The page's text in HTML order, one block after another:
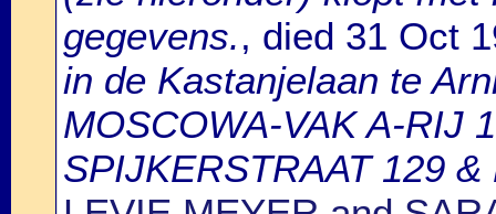
gegevens., died 31 Oct
in de Kastanjelaan te
MOSCOWA-VAK A-RIJ
SPIJKERSTRAAT 129